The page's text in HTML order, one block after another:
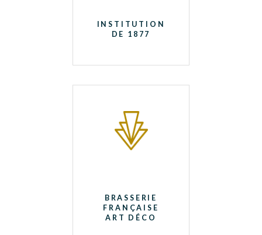
INSTITUTION
DE 1877
BRASSERIE
FRANÇAISE
ART DÉCO